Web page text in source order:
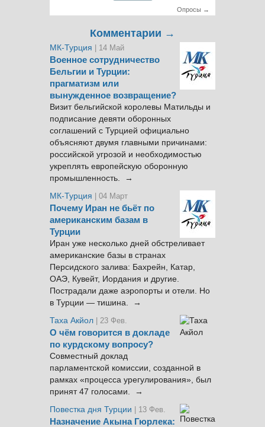
Опросы →
Комментарии →
МК-Турция | 14 Май
Военное сотрудничество
Бельгии и Турции:
прагматизм или
вынужденное возвращение?
Визит бельгийской королевы Матильды и
подписание девяти оборонных
соглашений с Турцией официально
объясняют двумя главными причинами:
российской угрозой и необходимостью
укреплять европейскую оборонную
промышленность. →
МК-Турция
| 04 Март
Почему Иран не бьёт по
американским базам в
Турции
Иран уже несколько дней обстреливает
американские базы в странах
Персидского залива: Бахрейн, Катар,
ОАЭ, Кувейт, Иордания и другие.
Пострадали даже аэропорты и отели. Но
в Турции — тишина. →
Таха Акйол | 23 Фев.
О чём говорится в докладе
по курдскому вопросу?
Совместный доклад
парламентской комиссии, созданной в
рамках «процесса урегулирования», был
принят 47 голосами. →
Повестка дня Турции
| 13 Фев.
Назначение Акына Гюрлека: